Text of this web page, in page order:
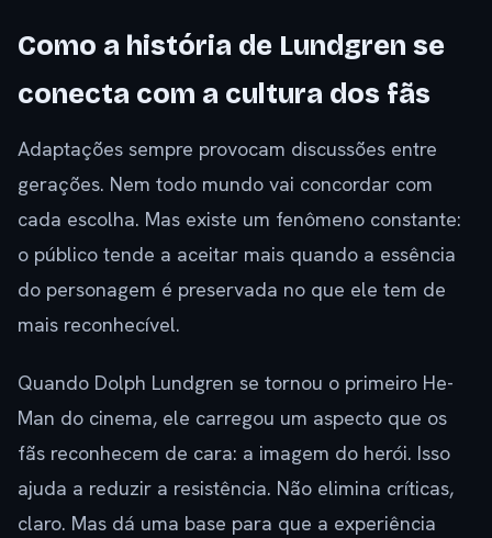
Como a história de Lundgren se
conecta com a cultura dos fãs
Adaptações sempre provocam discussões entre
gerações. Nem todo mundo vai concordar com
cada escolha. Mas existe um fenômeno constante:
o público tende a aceitar mais quando a essência
do personagem é preservada no que ele tem de
mais reconhecível.
Quando Dolph Lundgren se tornou o primeiro He-
Man do cinema, ele carregou um aspecto que os
fãs reconhecem de cara: a imagem do herói. Isso
ajuda a reduzir a resistência. Não elimina críticas,
claro. Mas dá uma base para que a experiência